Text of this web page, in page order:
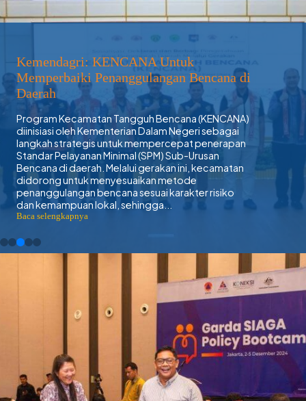
Kemendagri: KENCANA Untuk
Memperbaiki Penanggulangan Bencana di
Daerah
Program Kecamatan Tangguh Bencana (KENCANA)
diinisiasi oleh Kementerian Dalam Negeri sebagai
langkah strategis untuk mempercepat penerapan
Standar Pelayanan Minimal (SPM) Sub-Urusan
Bencana di daerah. Melalui gerakan ini, kecamatan
didorong untuk menyesuaikan metode
penanggulangan bencana sesuai karakter risiko
dan kemampuan lokal, sehingga...
Baca selengkapnya
Disaster
Management